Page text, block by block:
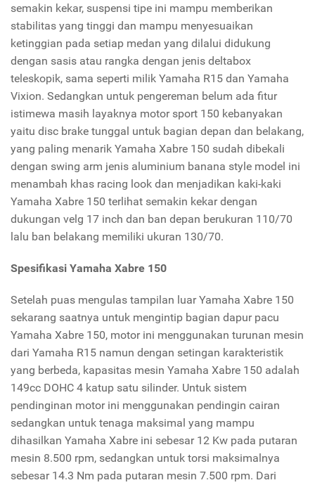
semakin kekar, suspensi tipe ini mampu memberikan
stabilitas yang tinggi dan mampu menyesuaikan
ketinggian pada setiap medan yang dilalui didukung
dengan sasis atau rangka dengan jenis deltabox
teleskopik, sama seperti milik Yamaha R15 dan Yamaha
Vixion. Sedangkan untuk pengereman belum ada fitur
istimewa masih layaknya motor sport 150 kebanyakan
yaitu disc brake tunggal untuk bagian depan dan belakang,
yang paling menarik Yamaha Xabre 150 sudah dibekali
dengan swing arm jenis aluminium banana style model ini
menambah khas racing look dan menjadikan kaki-kaki
Yamaha Xabre 150 terlihat semakin kekar dengan
dukungan velg 17 inch dan ban depan berukuran 110/70
lalu ban belakang memiliki ukuran 130/70.
Spesifikasi Yamaha Xabre 150
Setelah puas mengulas tampilan luar Yamaha Xabre 150
sekarang saatnya untuk mengintip bagian dapur pacu
Yamaha Xabre 150, motor ini menggunakan turunan mesin
dari Yamaha R15 namun dengan setingan karakteristik
yang berbeda, kapasitas mesin Yamaha Xabre 150 adalah
149cc DOHC 4 katup satu silinder. Untuk sistem
pendinginan motor ini menggunakan pendingin cairan
sedangkan untuk tenaga maksimal yang mampu
dihasilkan Yamaha Xabre ini sebesar 12 Kw pada putaran
mesin 8.500 rpm, sedangkan untuk torsi maksimalnya
sebesar 14.3 Nm pada putaran mesin 7.500 rpm. Dari